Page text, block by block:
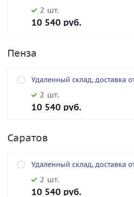
2 шт.
10 540 руб.
Пенза
Удаленный склад, доставка
2 шт.
10 540 руб.
Саратов
Удаленный склад, доставка
2 шт.
10 540 руб.